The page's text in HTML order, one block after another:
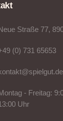
Straße 77,
(0) 731 65653
- Freitag:
Uhr